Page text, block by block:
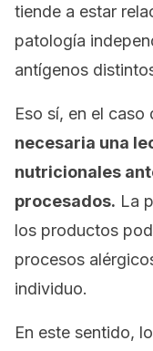
tiende a estar
patología
antígenos
Eso sí, en el
necesaria una
nutricionales
procesados. La
los productos
procesos
individuo.
En este sentido,